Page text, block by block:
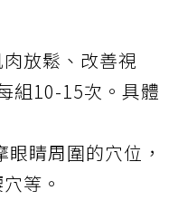
放鬆、改善視
組10-15次。具體
睛周圍的穴位，
等。